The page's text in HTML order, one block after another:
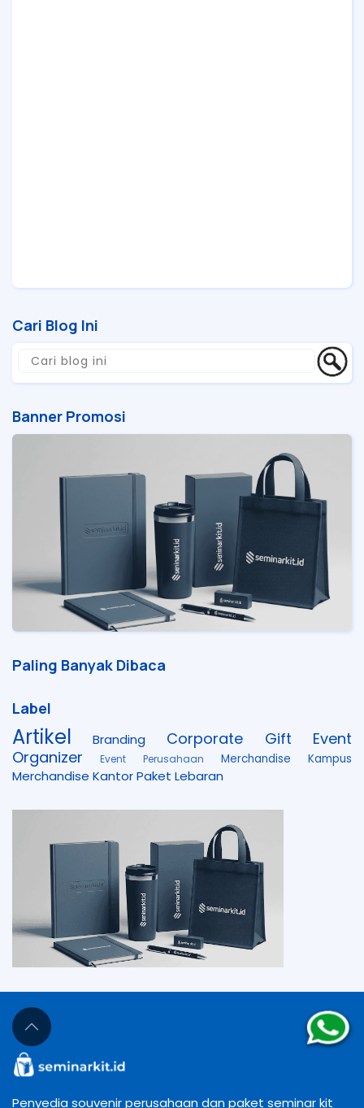
Cari Blog Ini
Banner Promosi
Paling Banyak Dibaca
Label
Artikel Branding Corporate Gift
Event
Organizer
Event Perusahaan Merchandise Kampus
Merchandise KantorPaket Lebaran
Penyedia souvenir perusahaan dan paket seminar kit